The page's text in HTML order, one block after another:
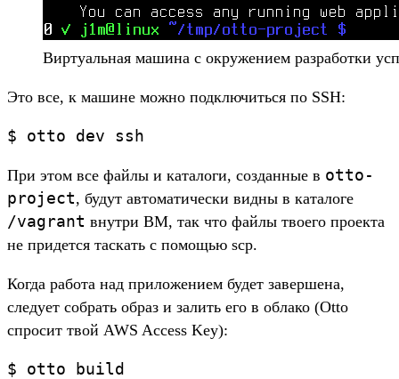
Виртуальная машина с окружением разработки
Это все, к машине можно подключиться по SSH:
$ otto dev ssh
При этом все файлы и каталоги, созданные в otto-
project, будут автоматически видны в каталоге
/vagrant внутри ВМ, так что файлы твоего проекта
не придется таскать с помощью scp.
Когда работа над приложением будет завершена,
следует собрать образ и залить его в облако (Otto
спросит твой AWS Access Key):
$ otto build